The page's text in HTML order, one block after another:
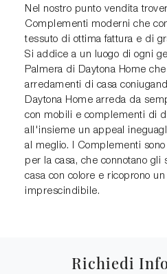
Nel nostro punto vendita
Complementi moderni che
tessuto di ottima fattura e di
Si addice a un luogo di ogni
Palmera di Daytona Home
arredamenti di casa
Daytona Home arreda da
con mobili e complementi di
all'insieme un appeal
al meglio. I Complementi
per la casa, che connotano
casa con colore e ricoprono
imprescindibile.
Richiedi